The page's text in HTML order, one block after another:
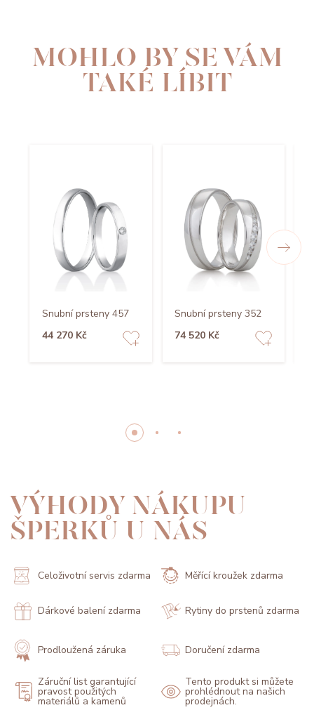
MOHLO BY SE VÁM
TAKÉ LÍBIT
Snubní prsteny 457
44 270 Kč
Snubní prsteny 352
74 520 Kč
VÝHODY NÁKUPU
ŠPERKŮ U NÁS
Celoživotní servis zdarma Měřící kroužek zdarma
Dárkové balení zdarma Rytiny do prstenů zdarma
Prodloužená záruka Doručení zdarma
Záruční list garantující
pravost použitých
materiálů a kamenů
Tento produkt si můžete
prohlédnout na našich
prodejnách.